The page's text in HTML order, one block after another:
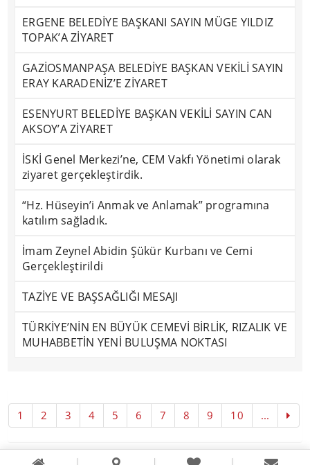
ERGENE BELEDİYE BAŞKANI SAYIN MÜGE YILDIZ
TOPAK’A ZİYARET
GAZİOSMANPAŞA BELEDİYE BAŞKAN VEKİLİ SAYIN
ERAY KARADENİZ’E ZİYARET
ESENYURT BELEDİYE BAŞKAN VEKİLİ SAYIN CAN
AKSOY’A ZİYARET
İSKİ Genel Merkezi’ne, CEM Vakfı Yönetimi olarak
ziyaret gerçekleştirdik.
“Hz. Hüseyin’i Anmak ve Anlamak” programına
katılım sağladık.
İmam Zeynel Abidin Şükür Kurbanı ve Cemi
Gerçekleştirildi
TAZİYE VE BAŞSAĞLIĞI MESAJI
TÜRKİYE’NİN EN BÜYÜK CEMEVİ BİRLİK, RIZALIK VE
MUHABBETİN YENİ BULUŞMA NOKTASI
1 2 3 4 5 6 7 8 9 10 ...